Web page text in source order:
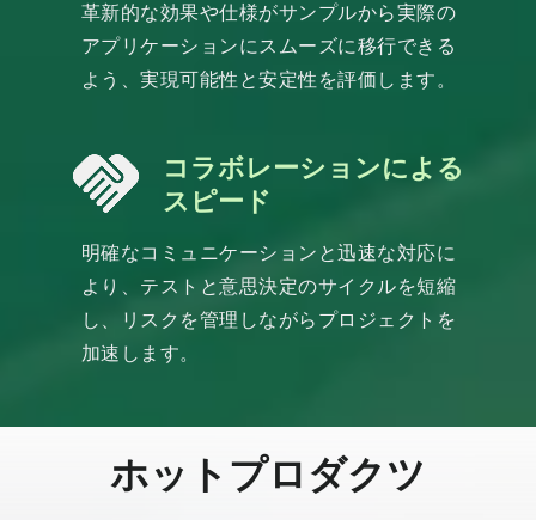
革新的な効果や仕様がサンプルから実際の
アプリケーションにスムーズに移行できる
よう、実現可能性と安定性を評価します。
コラボレーションによる
スピード
明確なコミュニケーションと迅速な対応に
より、テストと意思決定のサイクルを短縮
し、リスクを管理しながらプロジェクトを
加速します。
ホットプロダクツ